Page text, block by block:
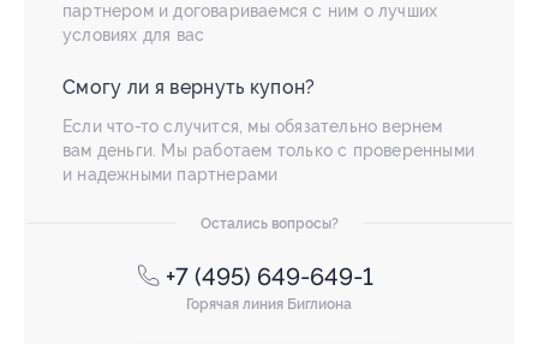
партнером и договариваемся с ним о лучших
условиях для вас
Смогу ли я вернуть купон?
Если что-то случится, мы обязательно вернем
вам деньги. Мы работаем только с проверенными
и надежными партнерами
Остались вопросы?
+7 (495) 649-649-1
Горячая линия Биглиона